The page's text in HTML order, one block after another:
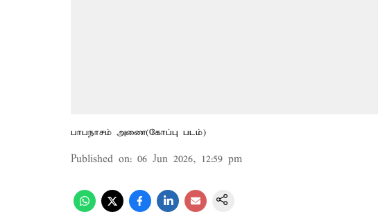
பாபநாசம் அணை(கோப்பு படம்)
Published on: 06 Jun 2026, 12:59 pm